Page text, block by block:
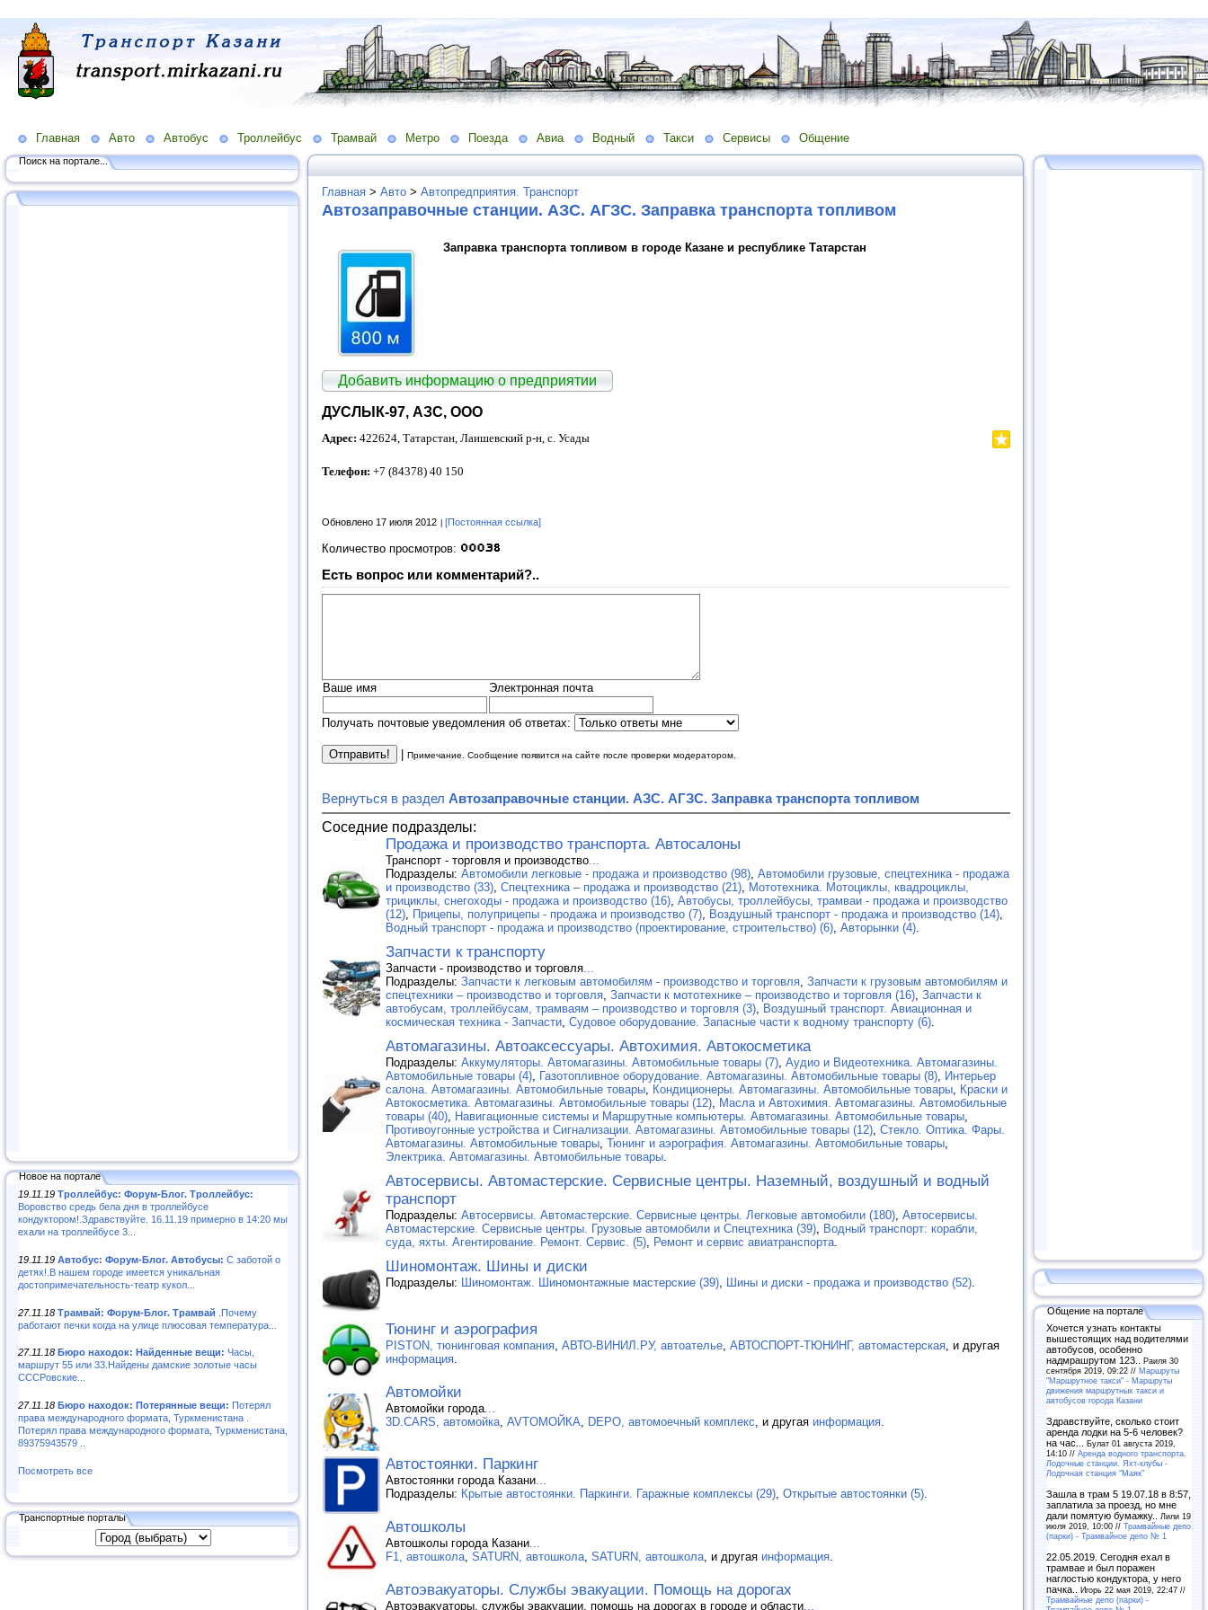
Главная Авто Автобус Троллейбус Трамвай Метро Поезда Авиа Водный Такси Сервисы Общение
Поиск на портале...
Новое на портале
19.11.19 Троллейбус: Форум-Блог. Троллейбус:
Воровство средь бела дня в троллейбусе
кондуктором!.Здравствуйте. 16.11.19 примерно в 14:20 мы
ехали на троллейбусе 3...
19.11.19 Автобус: Форум-Блог. Автобусы: С заботой о
детях!.В нашем городе имеется уникальная
достопримечательность-театр кукол...
27.11.18 Трамвай: Форум-Блог. Трамвай .Почему
работают печки когда на улице плюсовая температура...
27.11.18 Бюро находок: Найденные вещи: Часы,
маршрут 55 или 33.Найдены дамские золотые часы
СССРовские...
27.11.18 Бюро находок: Потерянные вещи: Потерял
права международного формата, Туркменистана .
Потерял права международного формата, Туркменистана,
89375943579 ..
Посмотреть все
Транспортные порталы
Главная > Авто > Автопредприятия. Транспорт
Автозаправочные станции. АЗС. АГЗС. Заправка транспорта топливом
Заправка транспорта топливом в городе Казане и республике Татарстан
Добавить информацию о предприятии
ДУСЛЫК-97, АЗС, ООО
Адрес: 422624, Татарстан, Лаишевский р-н, с. Усады
Телефон: +7 (84378) 40 150
Обновлено 17 июля 2012 [Постоянная ссылка]
Количество просмотров:
Есть вопрос или комментарий?..
Ваше имя Электронная почта
Получать почтовые уведомления об ответах:
Примечание. Сообщение появится на сайте после проверки модератором.
Вернуться в раздел Автозаправочные станции. АЗС. АГЗС. Заправка транспорта топливом
Соседние подразделы:
Продажа и производство транспорта. Автосалоны
Транспорт - торговля и производство...
Подразделы: Автомобили легковые - продажа и производство (98), Автомобили грузовые, спецтехника - продажа
и производство (33), Спецтехника – продажа и производство (21), Мототехника. Мотоциклы, квадроциклы,
трициклы, снегоходы - продажа и производство (16), Автобусы, троллейбусы, трамваи - продажа и производство
(12), Прицепы, полуприцепы - продажа и производство (7), Воздушный транспорт - продажа и производство (14),
Водный транспорт - продажа и производство (проектирование, строительство) (6), Авторынки (4).
Запчасти к транспорту
Запчасти - производство и торговля...
Подразделы: Запчасти к легковым автомобилям - производство и торговля, Запчасти к грузовым автомобилям и
спецтехники – производство и торговля, Запчасти к мототехнике – производство и торговля (16), Запчасти к
автобусам, троллейбусам, трамваям – производство и торговля (3), Воздушный транспорт. Авиационная и
космическая техника - Запчасти, Судовое оборудование. Запасные части к водному транспорту (6).
Автомагазины. Автоаксессуары. Автохимия. Автокосметика
Подразделы: Аккумуляторы. Автомагазины. Автомобильные товары (7), Аудио и Видеотехника. Автомагазины.
Автомобильные товары (4), Газотопливное оборудование. Автомагазины. Автомобильные товары (8), Интерьер
салона. Автомагазины. Автомобильные товары, Кондиционеры. Автомагазины. Автомобильные товары, Краски и
Автокосметика. Автомагазины. Автомобильные товары (12), Масла и Автохимия. Автомагазины. Автомобильные
товары (40), Навигационные системы и Маршрутные компьютеры. Автомагазины. Автомобильные товары,
Противоугонные устройства и Сигнализации. Автомагазины. Автомобильные товары (12), Cтекло. Оптика. Фары.
Автомагазины. Автомобильные товары, Тюнинг и аэрография. Автомагазины. Автомобильные товары,
Электрика. Автомагазины. Автомобильные товары.
Автосервисы. Автомастерские. Сервисные центры. Наземный, воздушный и водный
транспорт
Подразделы: Автосервисы. Автомастерские. Сервисные центры. Легковые автомобили (180), Автосервисы.
Автомастерские. Сервисные центры. Грузовые автомобили и Спецтехника (39), Водный транспорт: корабли,
суда, яхты. Агентирование. Ремонт. Сервис. (5), Ремонт и сервис авиатранспорта.
Шиномонтаж. Шины и диски
Подразделы: Шиномонтаж. Шиномонтажные мастерские (39), Шины и диски - продажа и производство (52).
Тюнинг и аэрография
PISTON, тюнинговая компания, АВТО-ВИНИЛ.РУ, автоателье, АВТОСПОРТ-ТЮНИНГ, автомастерская, и другая
информация.
Автомойки
Автомойки города...
3D.CARS, автомойка, AVTOМОЙКА, DEPO, автомоечный комплекс, и другая информация.
Автостоянки. Паркинг
Автостоянки города Казани...
Подразделы: Крытые автостоянки. Паркинги. Гаражные комплексы (29), Открытые автостоянки (5).
Автошколы
Автошколы города Казани...
F1, автошкола, SATURN, автошкола, SATURN, автошкола, и другая информация.
Автоэвакуаторы. Службы эвакуации. Помощь на дорогах
Автоэвакуаторы, службы эвакуации, помощь на дорогах в городе и области...
Общение на портале
Хочется узнать контакты
вышестоящих над водителями
автобусов, особенно
надмрашрутом 123.. Раиля 30
сентября 2019, 09:22 // Маршруты
"Маршрутное такси" - Маршруты
движения маршрутных такси и
автобусов города Казани
Здравствуйте, сколько стоит
аренда лодки на 5-6 человек?
на час... Булат 01 августа 2019,
14:10 // Аренда водного транспорта.
Лодочные станции. Яхт-клубы -
Лодочная станция "Маяк"
Зашла в трам 5 19.07.18 в 8:57,
заплатила за проезд, но мне
дали помятую бумажку..
Лили 19
июля 2019, 10:00 // Трамвайные депо
(парки) - Трамвайное депо № 1
22.05.2019. Сегодня ехал в
трамвае и был поражен
наглостью кондуктора, у него
пачка.. Игорь 22 мая 2019, 22:47 //
Трамвайные депо (парки) -